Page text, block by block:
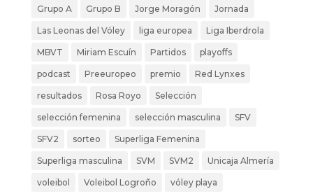
Grupo A Grupo B Jorge Moragón Jornada
Las Leonas del Vóley liga europea Liga Iberdrola
MBVT Miriam Escuín Partidos playoffs
podcast Preeuropeo premio Red Lynxes
resultados Rosa Royo Selección
selección femenina selección masculina SFV
SFV2 sorteo Superliga Femenina
Superliga masculina SVM SVM2 Unicaja Almería
voleibol Voleibol Logroño vóley playa